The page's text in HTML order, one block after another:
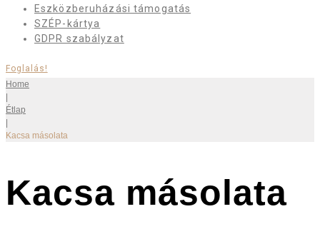
Eszközberuházási támogatás
SZÉP-kártya
GDPR szabályzat
Foglalás!
Home
Étlap
Kacsa másolata
Kacsa másolata